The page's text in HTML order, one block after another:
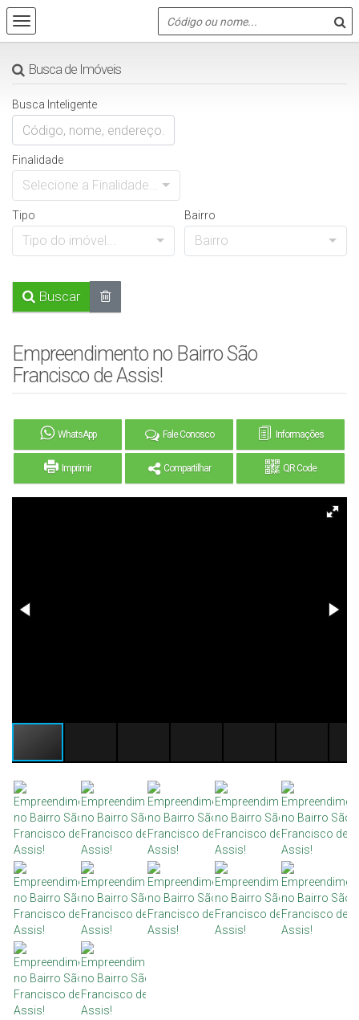
Busca de Imóveis
Busca Inteligente
Finalidade
Selecione a Finalidade...
Tipo
Tipo do imóvel...
Bairro
Bairro
Buscar
Empreendimento no Bairro São
Francisco de Assis!
WhatsApp Fale Conosco Informações
Imprimir Compartilhar QR Code